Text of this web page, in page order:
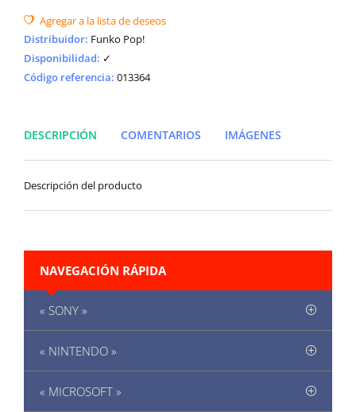
Distribuidor: Funko Pop!
Disponibilidad: ✓
Código referencia: 013364
DESCRIPCIÓN COMENTARIOS IMÁGENES
Descripción del producto
NAVEGACIÓN RÁPIDA
« SONY »
« NINTENDO »
« MICROSOFT »